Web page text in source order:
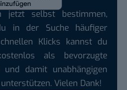
jetzt selbst bestimmen,
in der Suche häufiger
Klicks kannst du
als bevorzugte
und damit unabhängigen
Vielen Dank!